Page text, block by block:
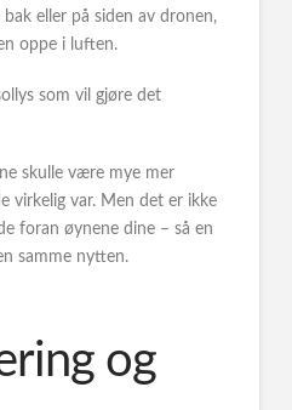
eller på siden av dronen,
oppe i luften.
som vil gjøre det
skulle være mye mer
virkelig var. Men det er ikke
foran øynene dine – så en
samme nytten.
og